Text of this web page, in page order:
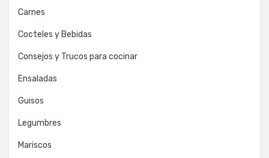
Carnes
Cocteles y Bebidas
Consejos y Trucos para cocinar
Ensaladas
Guisos
Legumbres
Mariscos